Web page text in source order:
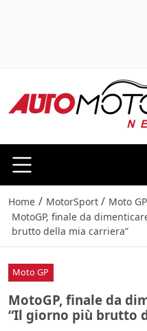
Home / MotorSport / Moto GP
MotoGP, finale da
brutto della mia carriera”
Moto GP
MotoGP, finale da
“Il giorno più brutto